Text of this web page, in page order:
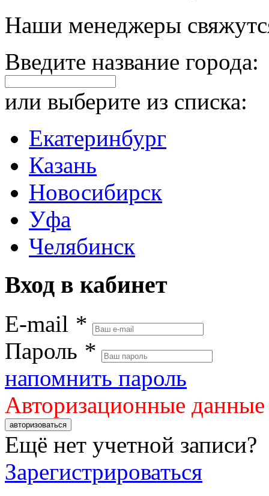
Наши менеджеры
Введите название города:
или выберите из списка:
Екатеринбург
Казань
Новосибирск
Уфа
Челябинск
Вход в кабинет
E-mail *
Пароль *
напомнить пароль
Авторизационные
авторизоваться
Ещё нет учетной записи?
Зарегистрироваться